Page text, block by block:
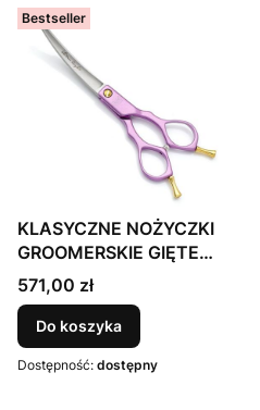
Bestseller
KLASYCZNE NOŻYCZKI
GROOMERSKIE GIĘTE
15cm, 6 cali, japońska
stal nierdzewna 440c,
ULTRA LEKKIE, kolor
FIOLETOWY
Cena
571,00 zł
Do koszyka
Dostępność: dostępny